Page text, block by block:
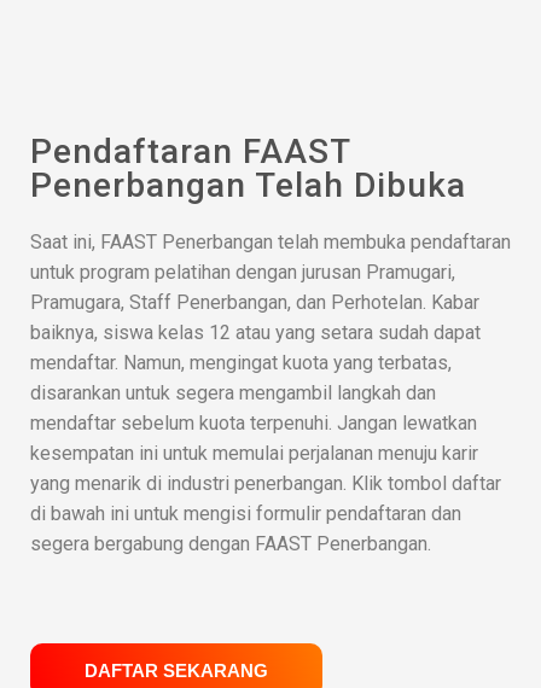
Pendaftaran FAAST
Penerbangan Telah Dibuka
Saat ini, FAAST Penerbangan telah membuka pendaftaran
untuk program pelatihan dengan jurusan Pramugari,
Pramugara, Staff Penerbangan, dan Perhotelan. Kabar
baiknya, siswa kelas 12 atau yang setara sudah dapat
mendaftar. Namun, mengingat kuota yang terbatas,
disarankan untuk segera mengambil langkah dan
mendaftar sebelum kuota terpenuhi. Jangan lewatkan
kesempatan ini untuk memulai perjalanan menuju karir
yang menarik di industri penerbangan. Klik tombol daftar
di bawah ini untuk mengisi formulir pendaftaran dan
segera bergabung dengan FAAST Penerbangan.
DAFTAR SEKARANG